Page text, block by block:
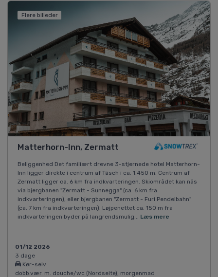
Flere billeder
Matterhorn-Inn, Zermatt
Beliggenhed Det familiært drevne 3-stjernede hotel Matterhorn-
Inn ligger direkte i centrum af Täsch i ca. 1.450 m. Centrum af
Zermatt ligger ca. 6 km fra indkvarteringen. Skiområdet kan nås
via bjergbanen "Zermatt - Sunnegga" (ca. 6 km fra
indkvarteringen), eller bjergbanen "Zermatt - Furi Pendelbahn"
(ca. 7 km fra indkvarteringen). Løjpenettet ca. 150 m fra
indkvarteringen byder på langrendsmulig... Læs mere
01/12 2026
3 dage
Kør-selv
dobb.vær. m. douche/wc (Nordseite), morgenmad